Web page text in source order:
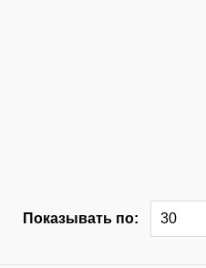
Показывать по: 30